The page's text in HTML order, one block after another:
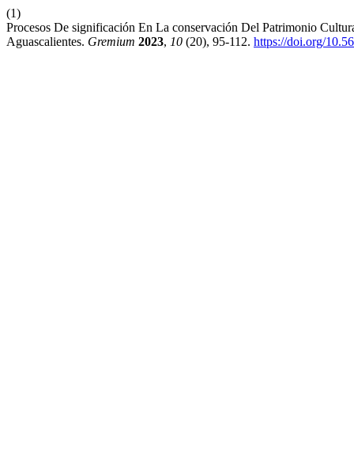
(1)
Procesos De significación En La conservación Del Patrimonio
Aguascalientes. Gremium 2023, 10 (20), 95-112. https://doi.org/